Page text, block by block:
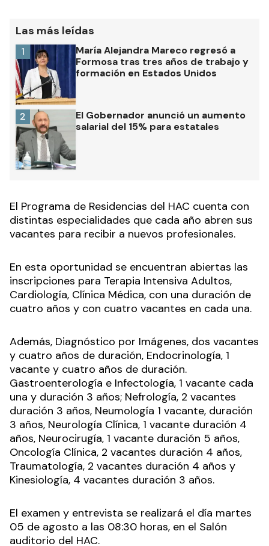
Las más leídas
María Alejandra Mareco regresó a
Formosa tras tres años de trabajo y
formación en Estados Unidos
1
El Gobernador anunció un aumento
salarial del 15% para estatales
2
El Programa de Residencias del HAC cuenta con
distintas especialidades que cada año abren sus
vacantes para recibir a nuevos profesionales.
En esta oportunidad se encuentran abiertas las
inscripciones para Terapia Intensiva Adultos,
Cardiología, Clínica Médica, con una duración de
cuatro años y con cuatro vacantes en cada una.
Además, Diagnóstico por Imágenes, dos vacantes
y cuatro años de duración, Endocrinología, 1
vacante y cuatro años de duración.
Gastroenterología e Infectología, 1 vacante cada
una y duración 3 años; Nefrología, 2 vacantes
duración 3 años, Neumología 1 vacante, duración
3 años, Neurología Clínica, 1 vacante duración 4
años, Neurocirugía, 1 vacante duración 5 años,
Oncología Clínica, 2 vacantes duración 4 años,
Traumatología, 2 vacantes duración 4 años y
Kinesiología, 4 vacantes duración 3 años.
El examen y entrevista se realizará el día martes
05 de agosto a las 08:30 horas, en el Salón
auditorio del HAC.